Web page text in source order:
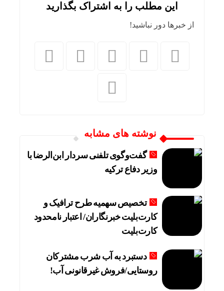
این مطلب را به اشتراک بگذارید
از خبرها دور نباشید!
نوشته های مشابه
گفت‌وگوی تلفنی سردار ابن‌الرضا با
وزیر دفاع ترکیه
تخصیص سهمیه طرح ترافیک و
کارت‌بلیت خبرنگاران/ اعتبار نامحدود
کارت‌بلیت
دستبرد به آب شرب مشترکان
روستایی/فروش غیرقانونی آب!